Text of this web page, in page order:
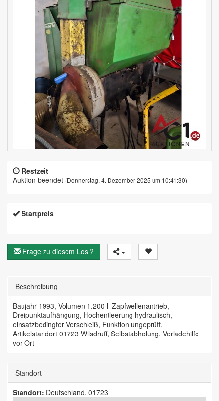
Restzeit
Auktion beendet (Donnerstag, 4. Dezember 2025 um 10:41:30)
Startpreis
Frage zu diesem Los ?
Beschreibung
Baujahr 1993, Volumen 1.200 l, Zapfwellenantrieb,
Dreipunktaufhängung, Hochentleerung hydraulisch,
einsatzbedingter Verschleiß, Funktion ungeprüft,
Artikelstandort 01723 Wilsdruff, Selbstabholung, Verladehilfe
vor Ort
Standort
Standort: Deutschland, 01723